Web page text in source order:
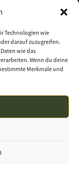
Technologien wie
darauf zuzugreifen.
wie das
Wenn du deine
Merkmale und